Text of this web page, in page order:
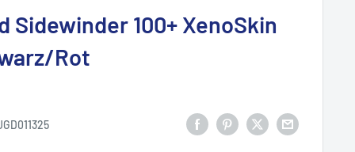
Sidewinder 100+ XenoSkin
Rot